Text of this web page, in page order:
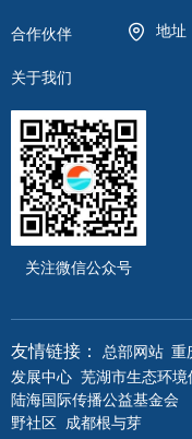
合作伙伴
关于我们
地址
关注微信公众号
友情链接： 总部网站 重
发展中心 芜湖市生态环
陆海国际传播公益基金会
野社区 成都根与芽